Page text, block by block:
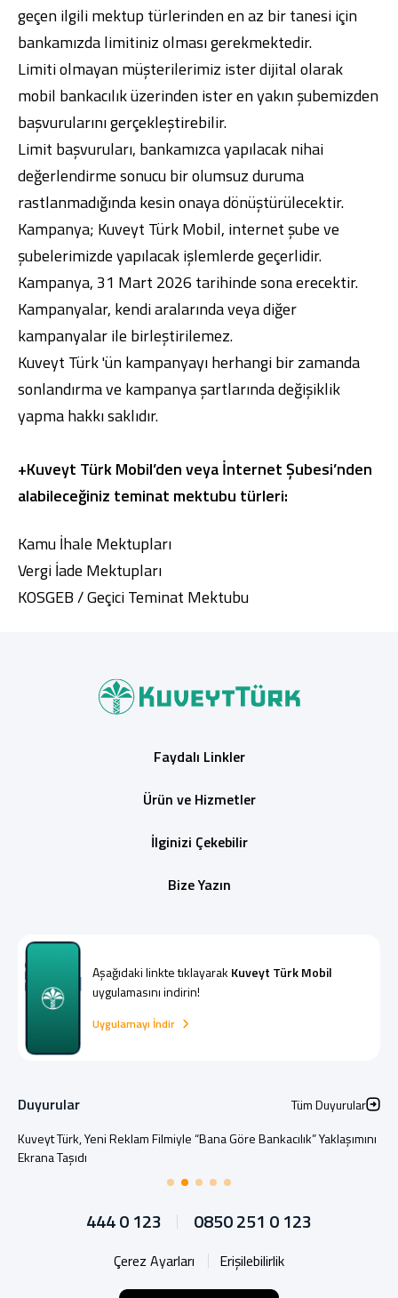
geçen ilgili mektup türlerinden en az bir tanesi için
bankamızda limitiniz olması gerekmektedir.
Limiti olmayan müşterilerimiz ister dijital olarak
mobil bankacılık üzerinden ister en yakın şubemizden
başvurularını gerçekleştirebilir.
Limit başvuruları, bankamızca yapılacak nihai
değerlendirme sonucu bir olumsuz duruma
rastlanmadığında kesin onaya dönüştürülecektir.
Kampanya; Kuveyt Türk Mobil, internet şubeve
şubelerimizdeyapılacak işlemlerde geçerlidir.
Kampanya, 31 Mart 2026 tarihinde sona erecektir.
Kampanyalar, kendi aralarında veya diğer
kampanyalar ile birleştirilemez.
Kuveyt Türk 'ün kampanyayı herhangi bir zamanda
sonlandırma ve kampanya şartlarında değişiklik
yapma hakkı saklıdır.
+Kuveyt Türk Mobil’den veya İnternet Şubesi’nden
alabileceğiniz teminat mektubu türleri:
Kamu İhale Mektupları
Vergi İade Mektupları
KOSGEB / Geçici Teminat Mektubu
Faydalı Linkler
Ürün ve Hizmetler
İlginizi Çekebilir
Bize Yazın
Aşağıdaki linkte tıklayarak Kuveyt Türk Mobil
uygulamasını indirin!
Uygulamayı İndir
Duyurular
Tüm Duyurular
Kuveyt Türk, Yeni Reklam Filmiyle “Bana Göre Bankacılık” Yaklaşımını
Ekrana Taşıdı
444 0 123 0850 251 0 123
Çerez Ayarları Erişilebilirlik